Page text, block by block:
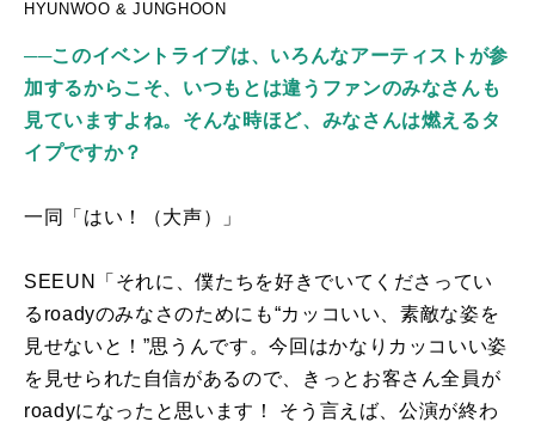
HYUNWOO & JUNGHOON
──このイベントライブは、いろんなアーティストが参
加するからこそ、いつもとは違うファンのみなさんも
見ていますよね。そんな時ほど、みなさんは燃えるタ
イプですか？
一同「はい！（大声）」
SEEUN「それに、僕たちを好きでいてくださってい
る roadyのみなさのためにも“カッコいい、素敵な姿を
見せないと！”思うんです。今回はかなりカッコいい姿
を見せられた自信があるので、きっとお客さん全員が
roadyになったと思います！ そう言えば、公演が終わ